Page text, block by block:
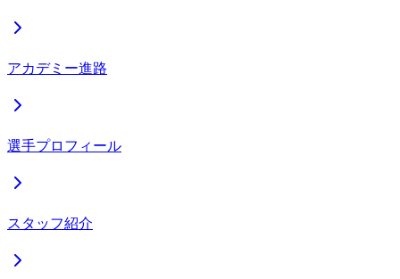
アカデミー進路
選手プロフィール
スタッフ紹介